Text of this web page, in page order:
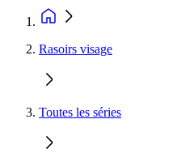
Rasoirs visage
Toutes les séries